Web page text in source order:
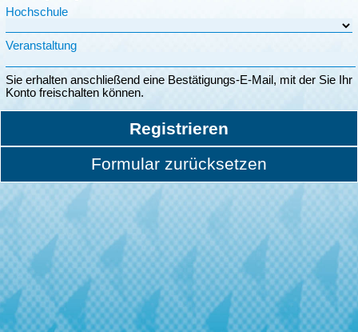
Hochschule
Veranstaltung
Sie erhalten anschließend eine Bestätigungs-E-Mail, mit der Sie Ihr
Konto freischalten können.
Registrieren
Formular zurücksetzen